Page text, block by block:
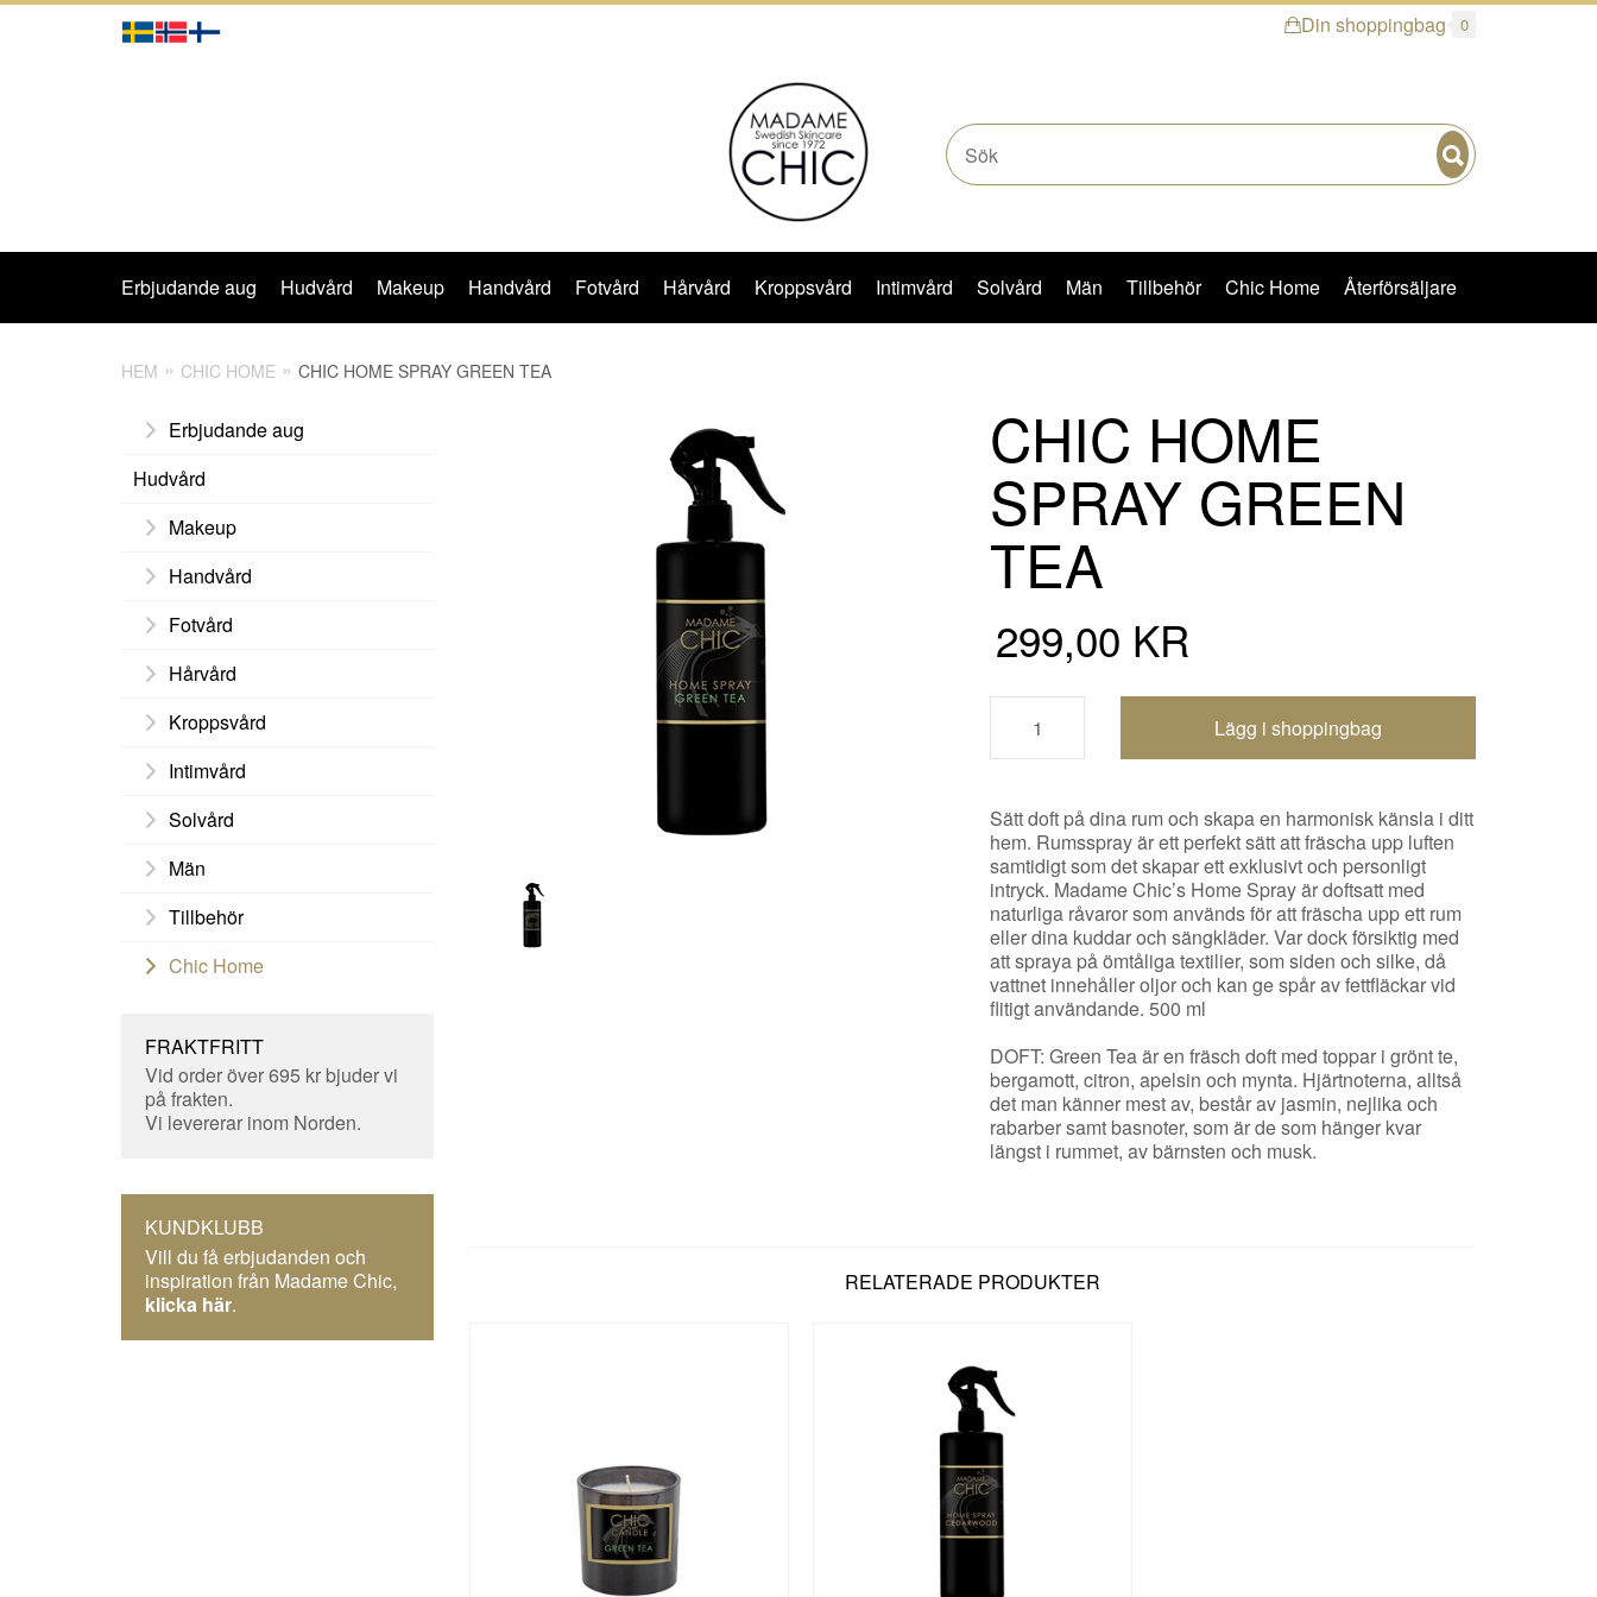
Din shoppingbag 0
Sök
Erbjudande aug Hudvård Makeup Handvård Fotvård Hårvård Kroppsvård Intimvård Solvård Män Tillbehör Chic Home Återförsäljare
HEM CHIC HOME CHIC HOME SPRAY GREEN TEA
Erbjudande aug
Hudvård
Makeup
Handvård
Fotvård
Hårvård
Kroppsvård
Intimvård
Solvård
Män
Tillbehör
Chic Home
FRAKTFRITT
Vid order över 695 kr bjuder vi
på frakten.
Vi levererar inom Norden.
KUNDKLUBB
Vill du få erbjudanden och
inspiration från Madame Chic,
klicka här.
CHIC HOME
SPRAY GREEN
TEA
299,00 KR
Shoppingbagen uppdaterad
Sätt doft på dina rum och skapa en harmonisk känsla i ditt
hem. Rumsspray är ett perfekt sätt att fräscha upp luften
samtidigt som det skapar ett exklusivt och personligt
intryck. Madame Chic’s Home Spray är doftsatt med
naturliga råvaror som används för att fräscha upp ett rum
eller dina kuddar och sängkläder. Var dock försiktig med
att spraya på ömtåliga textilier, som siden och silke, då
vattnet innehåller oljor och kan ge spår av fettfläckar vid
flitigt användande. 500 ml
DOFT: Green Tea är en fräsch doft med toppar i grönt te,
bergamott, citron, apelsin och mynta. Hjärtnoterna, alltså
det man känner mest av, består av jasmin, nejlika och
rabarber samt basnoter, som är de som hänger kvar
längst i rummet, av bärnsten och musk.
RELATERADE PRODUKTER